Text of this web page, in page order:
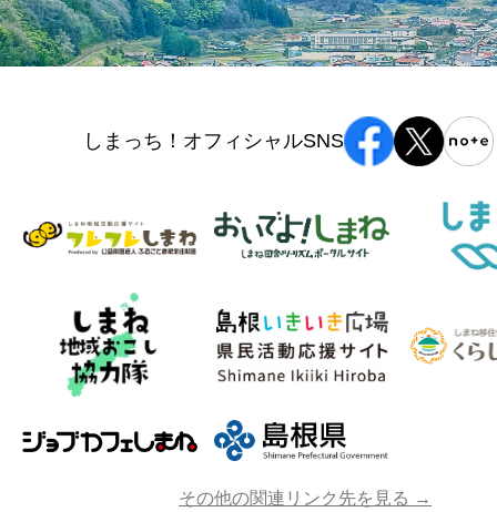
しまっち！オフィシャルSNS
その他の関連リンク先を見る →